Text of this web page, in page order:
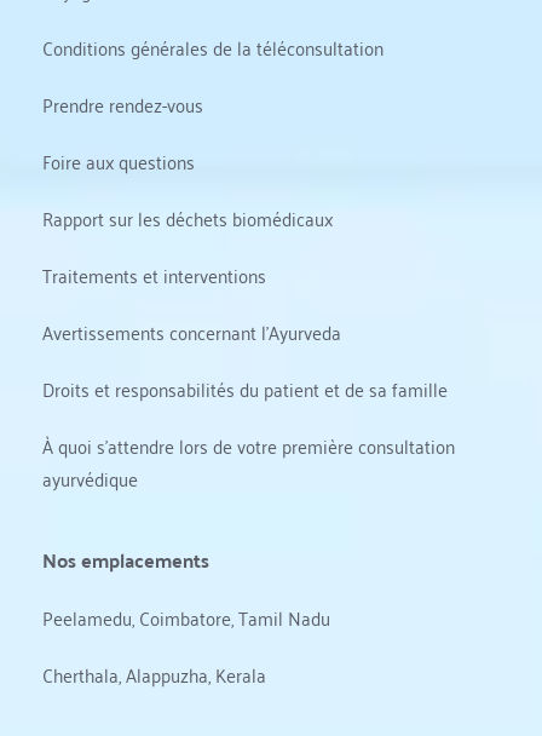
Conditions générales de la téléconsultation
Prendre rendez-vous
Foire aux questions
Rapport sur les déchets biomédicaux
Traitements et interventions
Avertissements concernant l'Ayurveda
Droits et responsabilités du patient et de sa famille
À quoi s'attendre lors de votre première consultation
ayurvédique
Nos emplacements
Peelamedu, Coimbatore, Tamil Nadu
Cherthala, Alappuzha, Kerala